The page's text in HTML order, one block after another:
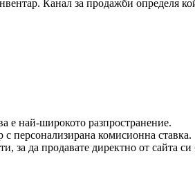
Канал за продажби определя
е най-широкото разпространение.
персонализирана комисионна ставка.
за да продавате директно от сайта си